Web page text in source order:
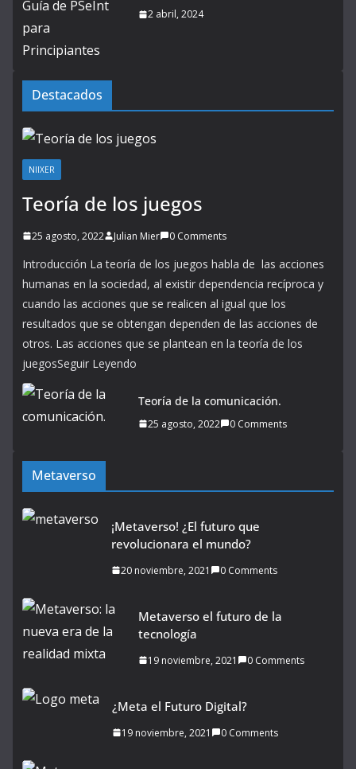
2 abril, 2024
Destacados
NIIXER
Teoría de los juegos
25 agosto, 2022 Julian Mier 0 Comments
Introducción La teoría de los juegos habla de las acciones
humanas en la sociedad, al existir dependencia recíproca y
cuando las acciones que se realicen al igual que los
resultados que se obtengan dependen de las acciones de
otros. Las acciones que se plantean en la teoría de los
juegosSeguir Leyendo
Teoría de la comunicación.
25 agosto, 2022 0 Comments
Metaverso
¡Metaverso! ¿El futuro que
revolucionara el mundo?
20 noviembre, 2021 0 Comments
Metaverso el futuro de la
tecnología
19 noviembre, 2021 0 Comments
¿Meta el Futuro Digital?
19 noviembre, 2021 0 Comments